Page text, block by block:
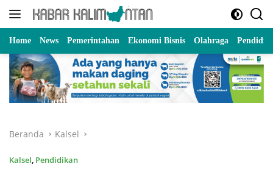
Langsung
Home News Pemerintahan Ekonomi Bisnis Olahraga
Beranda Kalsel
Kalsel, Pendidikan